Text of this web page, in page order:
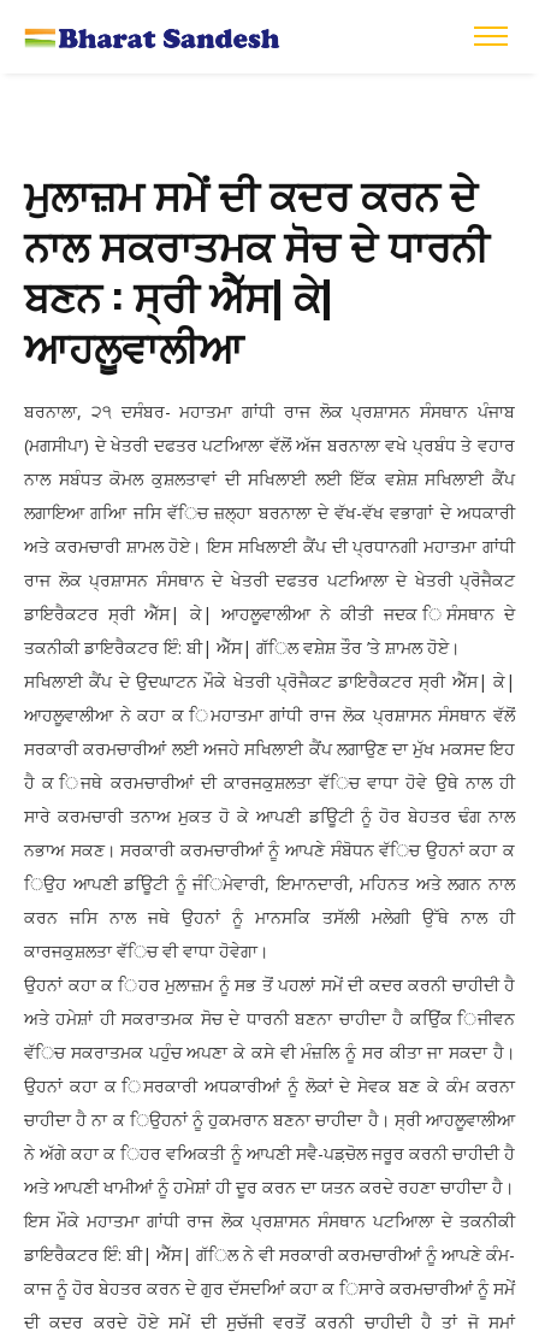
ਮੁਲਾਜ਼ਮ ਸਮੇਂ ਦੀ ਕਦਰ ਕਰਨ ਦੇ
ਨਾਲ ਸਕਰਾਤਮਕ ਸੋਚ ਦੇ ਧਾਰਨੀ
ਬਣਨ : ਸ੍ਰੀ ਐੱਸ| ਕੇ|
ਆਹਲੂਵਾਲੀਆ
ਬਰਨਾਲਾ, ੨੧ ਦਸੰਬਰ- ਮਹਾਤਮਾ ਗਾਂਧੀ ਰਾਜ ਲੋਕ ਪ੍ਰਸ਼ਾਸਨ ਸੰਸਥਾਨ ਪੰਜਾਬ
(ਮਗਸੀਪਾ) ਦੇ ਖੇਤਰੀ ਦਫਤਰ ਪਟਆਿਲਾ ਵੱਲੋਂ ਅੱਜ ਬਰਨਾਲਾ ਵਖੇ ਪ੍ਰਬੰਧ ਤੇ ਵਹਾਰ
ਨਾਲ ਸਬੰਧਤ ਕੋਮਲ ਕੁਸ਼ਲਤਾਵਾਂ ਦੀ ਸਖਿਲਾਈ ਲਈ ਇੱਕ ਵਸ਼ੇਸ਼ ਸਖਿਲਾਈ ਕੈਂਪ
ਲਗਾਇਆ ਗਆਿ ਜਸਿ ਵੱਿਚ ਜ਼ਲ੍ਹਾ ਬਰਨਾਲਾ ਦੇ ਵੱਖ-ਵੱਖ ਵਭਾਗਾਂ ਦੇ ਅਧਕਾਰੀ
ਅਤੇ ਕਰਮਚਾਰੀ ਸ਼ਾਮਲ ਹੋਏ। ਇਸ ਸਖਿਲਾਈ ਕੈਂਪ ਦੀ ਪ੍ਰਧਾਨਗੀ ਮਹਾਤਮਾ ਗਾਂਧੀ
ਰਾਜ ਲੋਕ ਪ੍ਰਸ਼ਾਸਨ ਸੰਸਥਾਨ ਦੇ ਖੇਤਰੀ ਦਫਤਰ ਪਟਆਿਲਾ ਦੇ ਖੇਤਰੀ ਪ੍ਰੋਜੈਕਟ
ਡਾਇਰੈਕਟਰ ਸ੍ਰੀ ਐੱਸ| ਕੇ| ਆਹਲੂਵਾਲੀਆ ਨੇ ਕੀਤੀ ਜਦਕ ਿਸੰਸਥਾਨ ਦੇ
ਤਕਨੀਕੀ ਡਾਇਰੈਕਟਰ ਇੰ: ਬੀ| ਐੱਸ| ਗੱਿਲ ਵਸ਼ੇਸ਼ ਤੌਰ ’ਤੇ ਸ਼ਾਮਲ ਹੋਏ।
ਸਖਿਲਾਈ ਕੈਂਪ ਦੇ ਉਦਘਾਟਨ ਮੌਕੇ ਖੇਤਰੀ ਪ੍ਰੋਜੈਕਟ ਡਾਇਰੈਕਟਰ ਸ੍ਰੀ ਐੱਸ| ਕੇ|
ਆਹਲੂਵਾਲੀਆ ਨੇ ਕਹਾ ਕ ਿਮਹਾਤਮਾ ਗਾਂਧੀ ਰਾਜ ਲੋਕ ਪ੍ਰਸ਼ਾਸਨ ਸੰਸਥਾਨ ਵੱਲੋਂ
ਸਰਕਾਰੀ ਕਰਮਚਾਰੀਆਂ ਲਈ ਅਜਹੇ ਸਖਿਲਾਈ ਕੈਂਪ ਲਗਾਉਣ ਦਾ ਮੁੱਖ ਮਕਸਦ ਇਹ
ਹੈ ਕ ਿਜਥੇ ਕਰਮਚਾਰੀਆਂ ਦੀ ਕਾਰਜਕੁਸ਼ਲਤਾ ਵੱਿਚ ਵਾਧਾ ਹੋਵੇ ਉਥੇ ਨਾਲ ਹੀ
ਸਾਰੇ ਕਰਮਚਾਰੀ ਤਨਾਅ ਮੁਕਤ ਹੋ ਕੇ ਆਪਣੀ ਡਊਿਟੀ ਨੂੰ ਹੋਰ ਬੇਹਤਰ ਢੰਗ ਨਾਲ
ਨਭਾਅ ਸਕਣ। ਸਰਕਾਰੀ ਕਰਮਚਾਰੀਆਂ ਨੂੰ ਆਪਣੇ ਸੰਬੋਧਨ ਵੱਿਚ ਉਹਨਾਂ ਕਹਾ ਕ
ਿਉਹ ਆਪਣੀ ਡਊਿਟੀ ਨੂੰ ਜੰਿਮੇਵਾਰੀ, ਇਮਾਨਦਾਰੀ, ਮਹਿਨਤ ਅਤੇ ਲਗਨ ਨਾਲ
ਕਰਨ ਜਸਿ ਨਾਲ ਜਥੇ ਉਹਨਾਂ ਨੂੰ ਮਾਨਸਕਿ ਤਸੱਲੀ ਮਲੇਗੀ ਉੱਥੇ ਨਾਲ ਹੀ
ਕਾਰਜਕੁਸ਼ਲਤਾ ਵੱਿਚ ਵੀ ਵਾਧਾ ਹੋਵੇਗਾ।
ਉਹਨਾਂ ਕਹਾ ਕ ਿਹਰ ਮੁਲਾਜ਼ਮ ਨੂੰ ਸਭ ਤੋਂ ਪਹਲਾਂ ਸਮੇਂ ਦੀ ਕਦਰ ਕਰਨੀ ਚਾਹੀਦੀ ਹੈ
ਅਤੇ ਹਮੇਸ਼ਾਂ ਹੀ ਸਕਰਾਤਮਕ ਸੋਚ ਦੇ ਧਾਰਨੀ ਬਣਨਾ ਚਾਹੀਦਾ ਹੈ ਕਉਿਂਕ ਿਜੀਵਨ
ਵੱਿਚ ਸਕਰਾਤਮਕ ਪਹੁੰਚ ਅਪਣਾ ਕੇ ਕਸੇ ਵੀ ਮੰਜ਼ਲਿ ਨੂੰ ਸਰ ਕੀਤਾ ਜਾ ਸਕਦਾ ਹੈ।
ਉਹਨਾਂ ਕਹਾ ਕ ਿਸਰਕਾਰੀ ਅਧਕਾਰੀਆਂ ਨੂੰ ਲੋਕਾਂ ਦੇ ਸੇਵਕ ਬਣ ਕੇ ਕੰਮ ਕਰਨਾ
ਚਾਹੀਦਾ ਹੈ ਨਾ ਕ ਿਉਹਨਾਂ ਨੂੰ ਹੁਕਮਰਾਨ ਬਣਨਾ ਚਾਹੀਦਾ ਹੈ। ਸ੍ਰੀ ਆਹਲੂਵਾਲੀਆ
ਨੇ ਅੱਗੇ ਕਹਾ ਕ ਿਹਰ ਵਅਿਕਤੀ ਨੂੰ ਆਪਣੀ ਸਵੈ-ਪਡ਼ਚੋਲ ਜਰੂਰ ਕਰਨੀ ਚਾਹੀਦੀ ਹੈ
ਅਤੇ ਆਪਣੀ ਖਾਮੀਆਂ ਨੂੰ ਹਮੇਸ਼ਾਂ ਹੀ ਦੂਰ ਕਰਨ ਦਾ ਯਤਨ ਕਰਦੇ ਰਹਣਾ ਚਾਹੀਦਾ ਹੈ।
ਇਸ ਮੌਕੇ ਮਹਾਤਮਾ ਗਾਂਧੀ ਰਾਜ ਲੋਕ ਪ੍ਰਸ਼ਾਸਨ ਸੰਸਥਾਨ ਪਟਆਿਲਾ ਦੇ ਤਕਨੀਕੀ
ਡਾਇਰੈਕਟਰ ਇੰ: ਬੀ| ਐੱਸ| ਗੱਿਲ ਨੇ ਵੀ ਸਰਕਾਰੀ ਕਰਮਚਾਰੀਆਂ ਨੂੰ ਆਪਣੇ ਕੰਮ-
ਕਾਜ ਨੂੰ ਹੋਰ ਬੇਹਤਰ ਕਰਨ ਦੇ ਗੁਰ ਦੱਸਦਆਿਂ ਕਹਾ ਕ ਿਸਾਰੇ ਕਰਮਚਾਰੀਆਂ ਨੂੰ ਸਮੇਂ
ਦੀ ਕਦਰ ਕਰਦੇ ਹੋਏ ਸਮੇਂ ਦੀ ਸੁਚੱਜੀ ਵਰਤੋਂ ਕਰਨੀ ਚਾਹੀਦੀ ਹੈ ਤਾਂ ਜੋ ਸਮਾਂ